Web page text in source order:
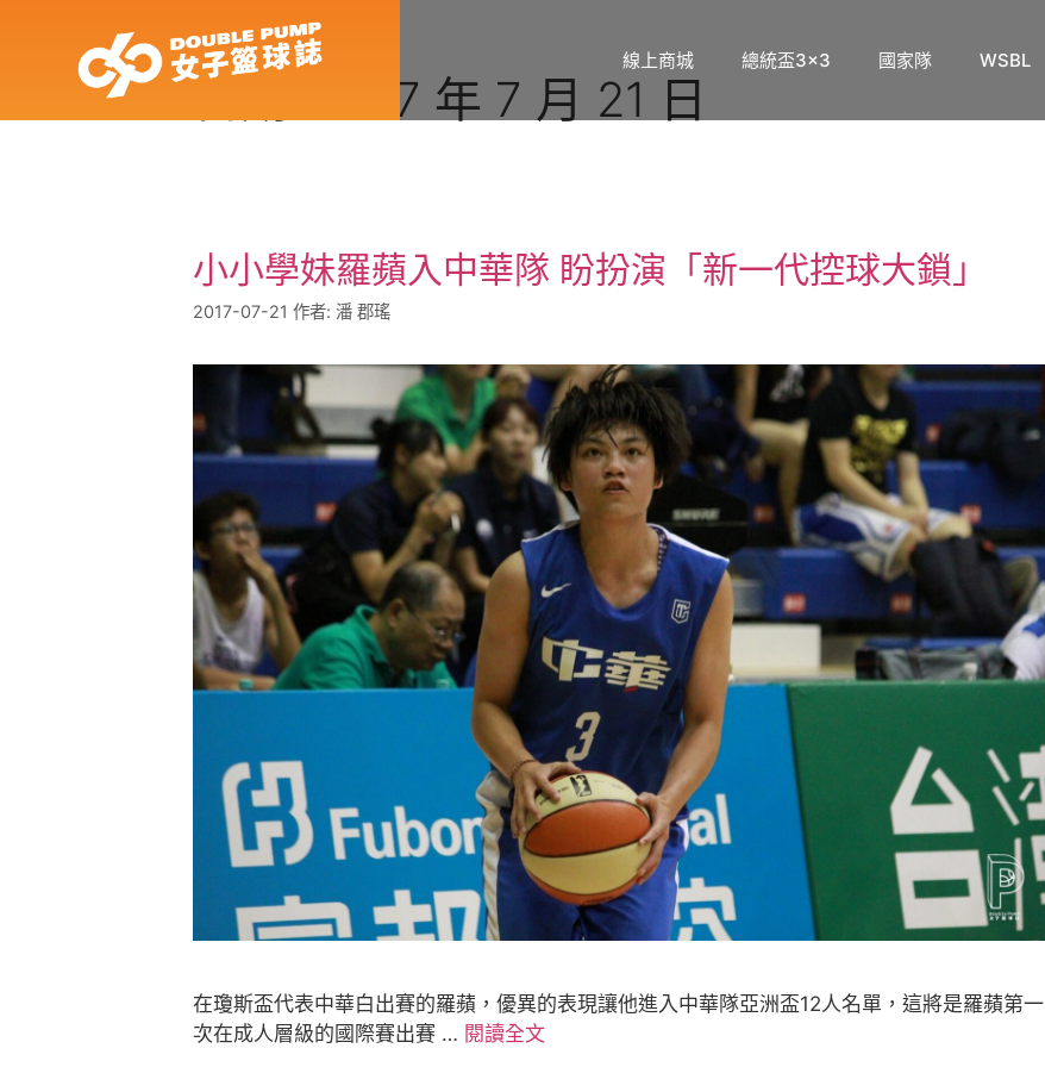
線上商城 總統盃3×3 國家隊 WSBL
日期: 2017 年 7 月 21 日
小小學妹羅蘋入中華隊 盼扮演「新一代控球大鎖」
2017-07-21 作者: 潘 郡瑤
在瓊斯盃代表中華白出賽的羅蘋，優異的表現讓他進入中華隊亞洲盃12人名單，這將是羅蘋第一
次在成人層級的國際賽出賽 … 閱讀全文